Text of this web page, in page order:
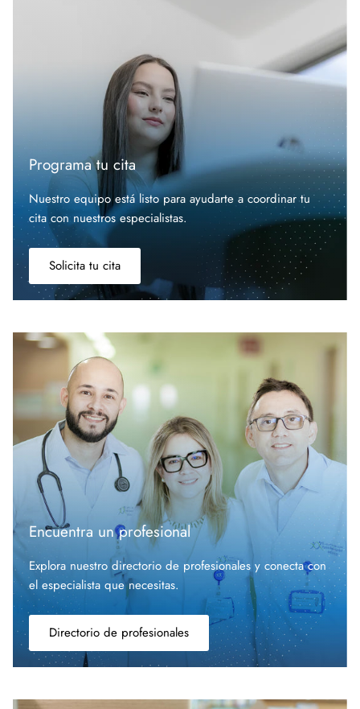
Programa tu cita
Nuestro equipo está listo para ayudarte a coordinar tu
cita con nuestros especialistas.
Solicita tu cita
Encuentra un profesional
Explora nuestro directorio de profesionales y conecta con
el especialista que necesitas.
Directorio de profesionales